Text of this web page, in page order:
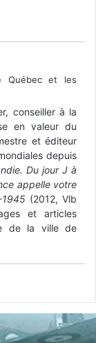
Québec et les
conseiller à la
en valeur du
et éditeur
depuis
Du jour J à
appelle votre
(2012, Vlb
et articles
de la ville de